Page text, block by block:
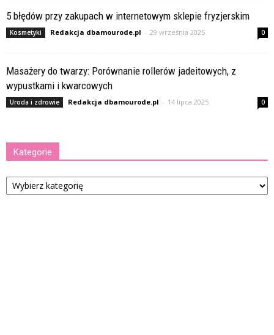
5 błędów przy zakupach w internetowym sklepie fryzjerskim
Kosmetyki Redakcja dbamourode.pl - 29 września 2025 0
Masażery do twarzy: Porównanie rollerów jadeitowych, z
wypustkami i kwarcowych
Uroda i zdrowie Redakcja dbamourode.pl - 14 lipca 2025 0
Kategorie
Kategorie